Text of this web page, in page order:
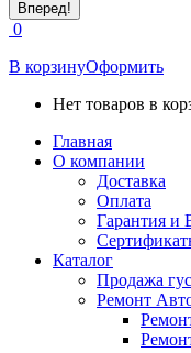
0
В корзинуОформить
Нет товаров в
Главная
О компании
Доставка
Оплата
Гарантия и
Каталог
Продажа
Ремонт